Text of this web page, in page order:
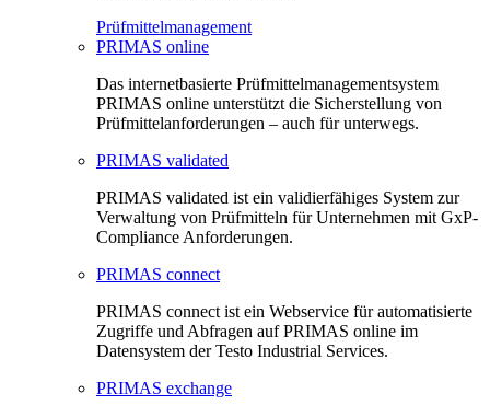
Prüfmittelmanagement
PRIMAS online
Das internetbasierte Prüfmittelmanagementsystem
PRIMAS online unterstützt die Sicherstellung von
Prüfmittelanforderungen – auch für unterwegs.
PRIMAS validated
PRIMAS validated ist ein validierfähiges System zur
Verwaltung von Prüfmitteln für Unternehmen mit GxP-
Compliance Anforderungen.
PRIMAS connect
PRIMAS connect ist ein Webservice für automatisierte
Zugriffe und Abfragen auf PRIMAS online im
Datensystem der Testo Industrial Services.
PRIMAS exchange